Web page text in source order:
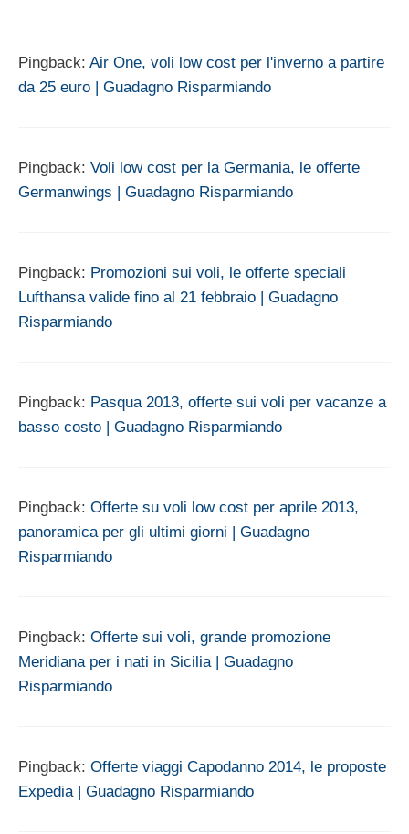
Pingback: Air One, voli low cost per l'inverno a partire
da 25 euro | Guadagno Risparmiando
Pingback: Voli low cost per la Germania, le offerte
Germanwings | Guadagno Risparmiando
Pingback: Promozioni sui voli, le offerte speciali
Lufthansa valide fino al 21 febbraio | Guadagno
Risparmiando
Pingback: Pasqua 2013, offerte sui voli per vacanze a
basso costo | Guadagno Risparmiando
Pingback: Offerte su voli low cost per aprile 2013,
panoramica per gli ultimi giorni | Guadagno
Risparmiando
Pingback: Offerte sui voli, grande promozione
Meridiana per i nati in Sicilia | Guadagno
Risparmiando
Pingback: Offerte viaggi Capodanno 2014, le proposte
Expedia | Guadagno Risparmiando